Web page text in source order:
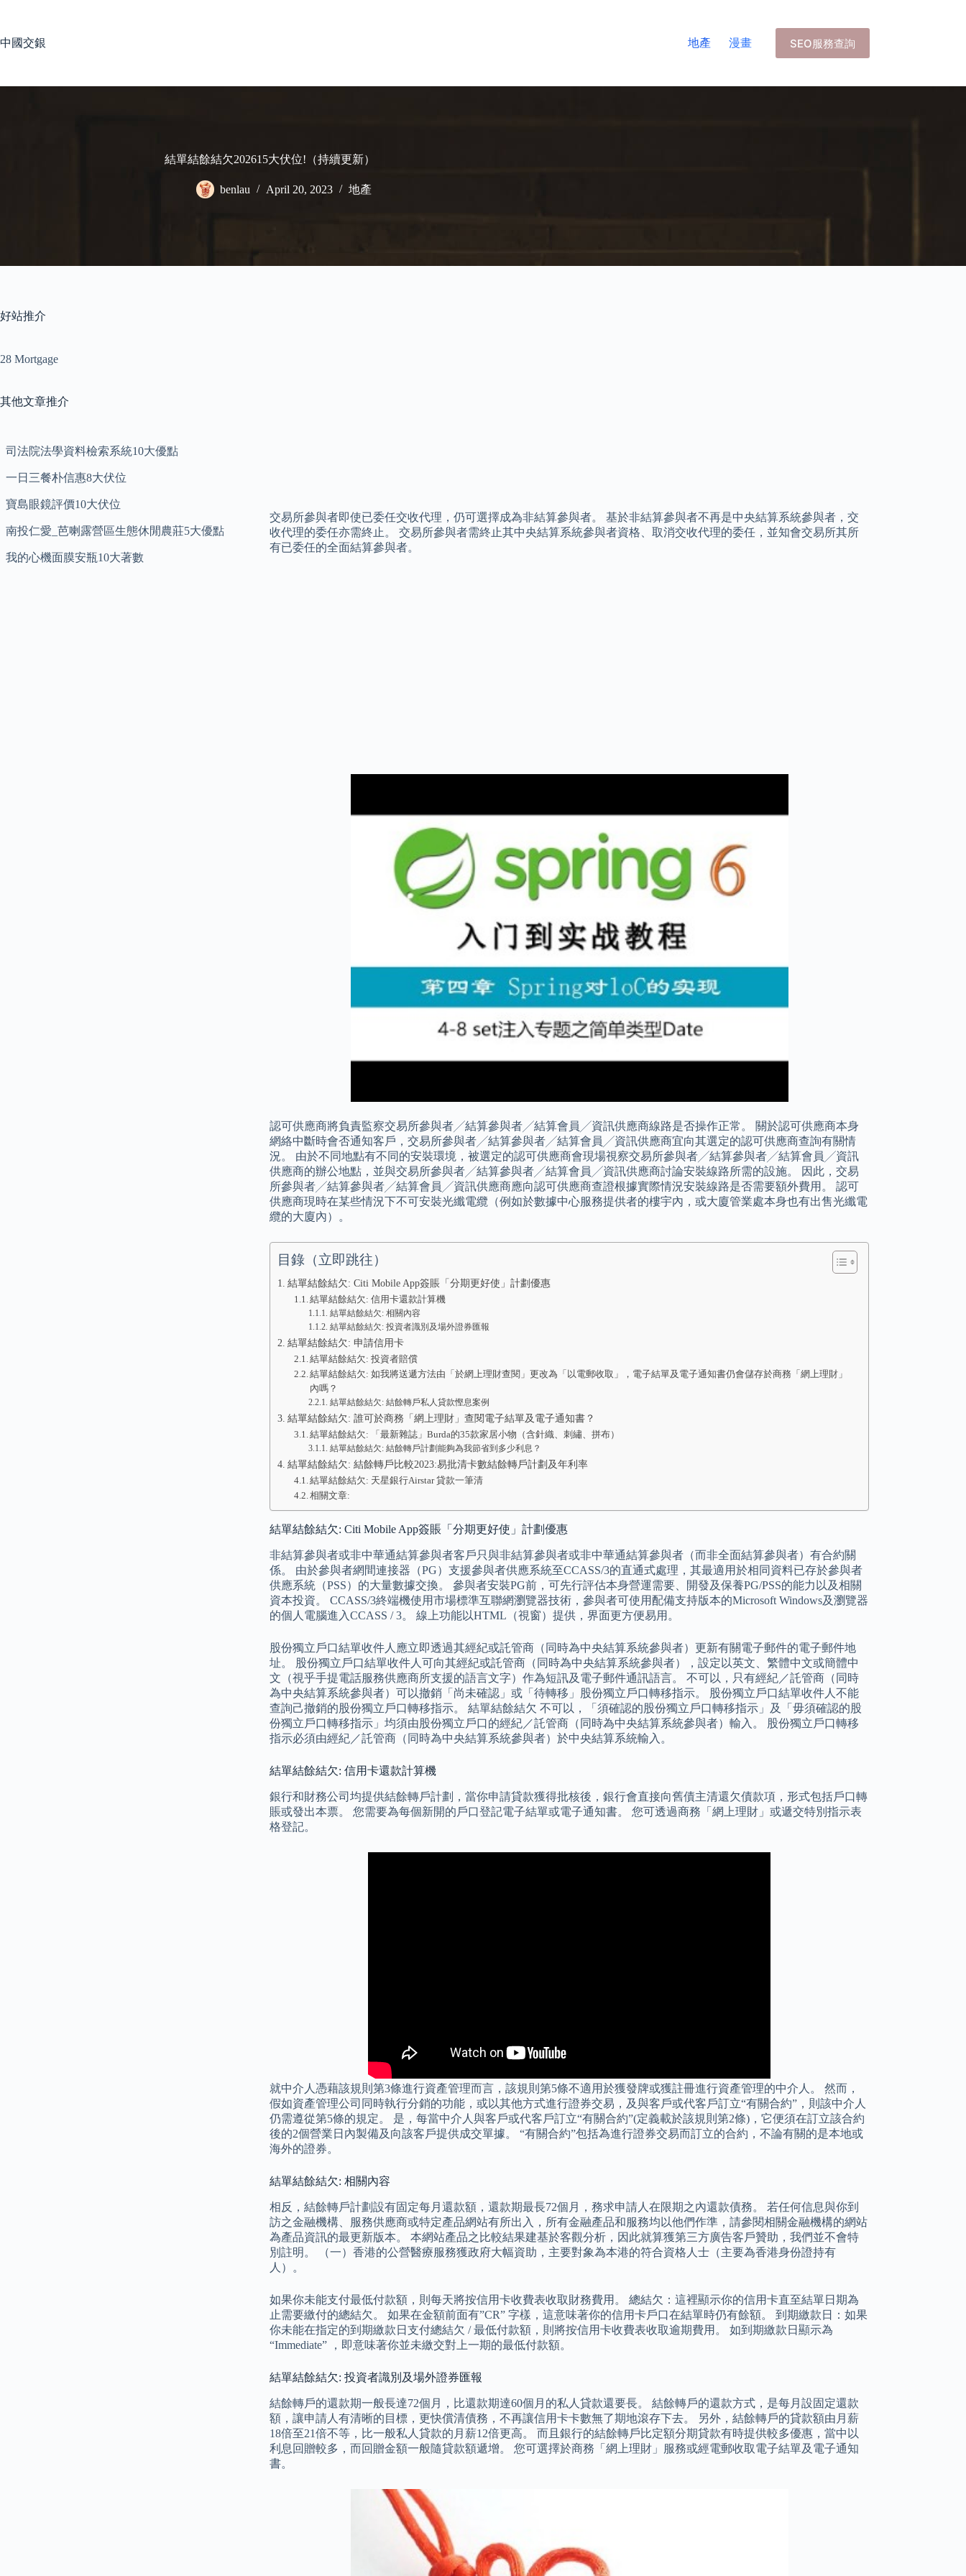
中國交銀
地產 漫畫 SEO服務查詢
結單結餘結欠202615大伏位!（持續更新）
benlau April 20, 2023 地產
交易所參與者即使已委任交收代理，仍可選擇成為非結算參與者。 基於非結算參與者不再是中央結算系統參與者，交
收代理的委任亦需終止。 交易所參與者需終止其中央結算系統參與者資格、取消交收代理的委任，並知會交易所其所
有已委任的全面結算參與者。
認可供應商將負責監察交易所參與者╱結算參與者╱結算會員╱資訊供應商線路是否操作正常。 關於認可供應商本身
網絡中斷時會否通知客戶，交易所參與者╱結算參與者╱結算會員╱資訊供應商宜向其選定的認可供應商查詢有關情
況。 由於不同地點有不同的安裝環境，被選定的認可供應商會現場視察交易所參與者╱結算參與者╱結算會員╱資訊
供應商的辦公地點，並與交易所參與者╱結算參與者╱結算會員╱資訊供應商討論安裝線路所需的設施。 因此，交易
所參與者╱結算參與者╱結算會員╱資訊供應商應向認可供應商查證根據實際情況安裝線路是否需要額外費用。 認可
供應商現時在某些情況下不可安裝光纖電纜（例如於數據中心服務提供者的樓宇內，或大廈管業處本身也有出售光纖電
纜的大廈內）。
目錄（立即跳往）
結單結餘結欠: Citi Mobile App簽賬「分期更好使」計劃優惠
結單結餘結欠: 信用卡還款計算機
結單結餘結欠: 相關內容
結單結餘結欠: 投資者識別及場外證券匯報
結單結餘結欠: 申請信用卡
結單結餘結欠: 投資者賠償
結單結餘結欠: 如我將送遞方法由「於網上理財查閱」更改為「以電郵收取」，電子結單及電子通知書仍會儲存於商務「網上理財」
內嗎？
結單結餘結欠: 結餘轉戶私人貸款慳息案例
結單結餘結欠: 誰可於商務「網上理財」查閱電子結單及電子通知書？
結單結餘結欠: 「最新雜誌」Burda的35款家居小物（含針織、刺繡、拼布）
結單結餘結欠: 結餘轉戶計劃能夠為我節省到多少利息？
結單結餘結欠: 結餘轉戶比較2023:易批清卡數結餘轉戶計劃及年利率
結單結餘結欠: 天星銀行Airstar 貸款一筆清
相關文章:
結單結餘結欠: Citi Mobile App簽賬「分期更好使」計劃優惠
非結算參與者或非中華通結算參與者客戶只與非結算參與者或非中華通結算參與者（而非全面結算參與者）有合約關
係。 由於參與者網間連接器（PG）支援參與者供應系統至CCASS/3的直通式處理，其最適用於相同資料已存於參與者
供應系統（PSS）的大量數據交換。 參與者安裝PG前，可先行評估本身營運需要、開發及保養PG/PSS的能力以及相關
資本投資。 CCASS/3終端機使用市場標準互聯網瀏覽器技術，參與者可使用配備支持版本的Microsoft Windows及瀏覽器
的個人電腦進入CCASS / 3。 線上功能以HTML（視窗）提供，界面更方便易用。
股份獨立戶口結單收件人應立即透過其經紀或託管商（同時為中央結算系統參與者）更新有關電子郵件的電子郵件地
址。 股份獨立戶口結單收件人可向其經紀或託管商（同時為中央結算系統參與者），設定以英文、繁體中文或簡體中
文（視乎手提電話服務供應商所支援的語言文字）作為短訊及電子郵件通訊語言。 不可以，只有經紀／託管商（同時
為中央結算系統參與者）可以撤銷「尚未確認」或「待轉移」股份獨立戶口轉移指示。 股份獨立戶口結單收件人不能
查詢己撤銷的股份獨立戶口轉移指示。 結單結餘結欠 不可以，「須確認的股份獨立戶口轉移指示」及「毋須確認的股
份獨立戶口轉移指示」均須由股份獨立戶口的經紀／託管商（同時為中央結算系統參與者）輸入。 股份獨立戶口轉移
指示必須由經紀／託管商（同時為中央結算系統參與者）於中央結算系統輸入。
結單結餘結欠: 信用卡還款計算機
銀行和財務公司均提供結餘轉戶計劃，當你申請貸款獲得批核後，銀行會直接向舊債主清還欠債款項，形式包括戶口轉
賬或發出本票。 您需要為每個新開的戶口登記電子結單或電子通知書。 您可透過商務「網上理財」或遞交特別指示表
格登記。
就中介人憑藉該規則第3條進行資產管理而言，該規則第5條不適用於獲發牌或獲註冊進行資產管理的中介人。 然而，
假如資產管理公司同時執行分銷的功能，或以其他方式進行證券交易，及與客戶或代客戶訂立“有關合約”，則該中介人
仍需遵從第5條的規定。 是，每當中介人與客戶或代客戶訂立“有關合約”(定義載於該規則第2條)，它便須在訂立該合約
後的2個營業日內製備及向該客戶提供成交單據。 “有關合約”包括為進行證券交易而訂立的合約，不論有關的是本地或
海外的證券。
結單結餘結欠: 相關內容
相反，結餘轉戶計劃設有固定每月還款額，還款期最長72個月，務求申請人在限期之內還款債務。 若任何信息與你到
訪之金融機構、服務供應商或特定產品網站有所出入，所有金融產品和服務均以他們作準，請參閱相關金融機構的網站
為產品資訊的最更新版本。 本網站產品之比較結果建基於客觀分析，因此就算獲第三方廣告客戶贊助，我們並不會特
別註明。 （一）香港的公營醫療服務獲政府大幅資助，主要對象為本港的符合資格人士（主要為香港身份證持有
人）。
如果你未能支付最低付款額，則每天將按信用卡收費表收取財務費用。 總結欠：這裡顯示你的信用卡直至結單日期為
止需要繳付的總結欠。 如果在金額前面有”CR” 字樣，這意味著你的信用卡戶口在結單時仍有餘額。 到期繳款日：如果
你未能在指定的到期繳款日支付總結欠 / 最低付款額，則將按信用卡收費表收取逾期費用。 如到期繳款日顯示為
“Immediate” ，即意味著你並未繳交對上一期的最低付款額。
結單結餘結欠: 投資者識別及場外證券匯報
結餘轉戶的還款期一般長達72個月，比還款期達60個月的私人貸款還要長。 結餘轉戶的還款方式，是每月設固定還款
額，讓申請人有清晰的目標，更快償清債務，不再讓信用卡卡數無了期地滾存下去。 另外，結餘轉戶的貸款額由月薪
18倍至21倍不等，比一般私人貸款的月薪12倍更高。 而且銀行的結餘轉戶比定額分期貸款有時提供較多優惠，當中以
利息回贈較多，而回贈金額一般隨貸款額遞增。 您可選擇於商務「網上理財」服務或經電郵收取電子結單及電子通知
書。
好站推介
28 Mortgage
其他文章推介
司法院法學資料檢索系統10大優點
一日三餐朴信惠8大伏位
寶島眼鏡評價10大伏位
南投仁愛_芭喇露營區生態休閒農莊5大優點
我的心機面膜安瓶10大著數